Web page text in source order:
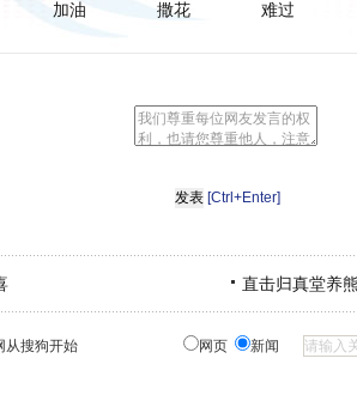
加油 撒花 难过
[Ctrl+Enter]
直击归真堂养
从搜狗开始 网页 新闻